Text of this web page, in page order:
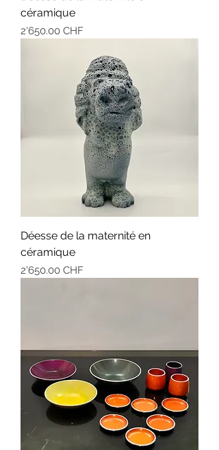
céramique
Prix
2'650.00 CHF
Déesse de la maternité en
céramique
Prix
2'650.00 CHF